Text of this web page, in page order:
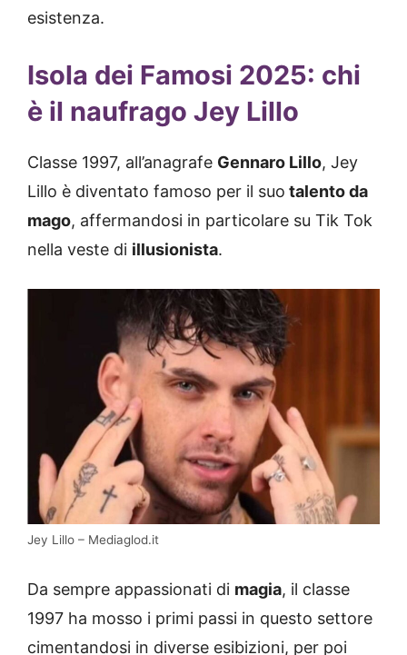
esistenza.
Isola dei Famosi 2025: chi
è il naufrago Jey Lillo
Classe 1997, all’anagrafe Gennaro Lillo, Jey
Lillo è diventato famoso per il suo talento da
mago, affermandosi in particolare su Tik Tok
nella veste di illusionista.
Jey Lillo – Mediaglod.it
Da sempre appassionati di magia, il classe
1997 ha mosso i primi passi in questo settore
cimentandosi in diverse esibizioni, per poi